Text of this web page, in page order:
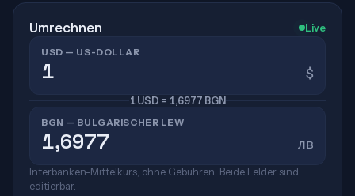
Umrechnen Live
USD — US-DOLLAR
$
1 USD = 1,6977 BGN
BGN — BULGARISCHER LEW
лв
Interbanken-Mittelkurs, ohne Gebühren. Beide Felder sind
editierbar.